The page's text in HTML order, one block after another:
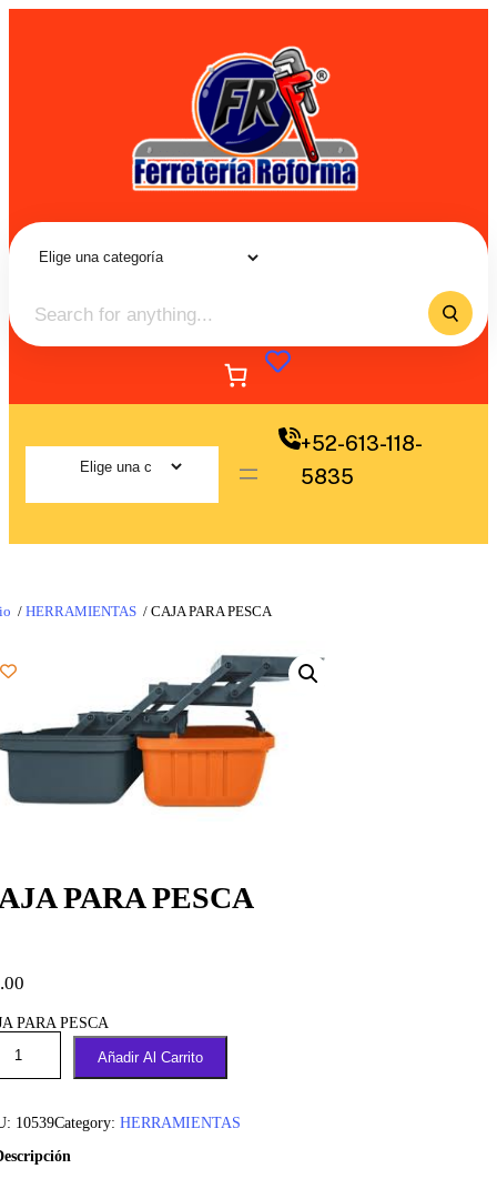
+52-613-118-
5835
/ HERRAMIENTAS / CAJA PARA PESCA
PARA PESCA
PARA PESCA
Añadir Al Carrito
10539Category: HERRAMIENTAS